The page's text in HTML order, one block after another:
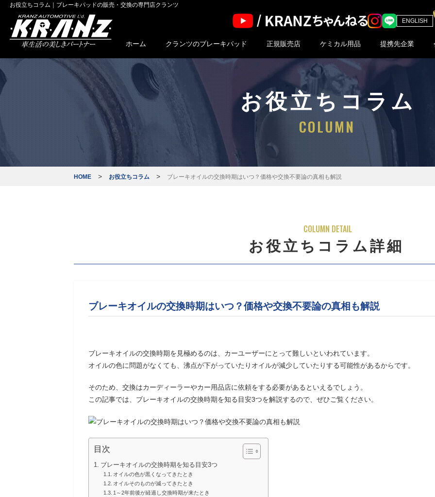
お役立ちコラム｜ブレーキパッドの販売・交換の専門店クランツ
ENGLISH
ホーム クランツのブレーキパッド
ブレーキパッドの特長
車種適合表
ブレーキパッド一覧
正規販売店 ケミカル用品 提携先企業
お役立ちコラム
COLUMN
HOME > お役立ちコラム > ブレーキオイルの交換時期はいつ？価格や交換不要論の真相も解説
COLUMN DETAIL
お役立ちコラム詳細
ブレーキオイルの交換時期はいつ？価格や交換不要論の真相も解説
ブレーキオイルの交換時期を見極めるのは、カーユーザーにとって難しいといわれています。
オイルの色に問題がなくても、沸点が下がっていたりオイルが減少していたりする可能性があるからです。
そのため、交換はカーディーラーやカー用品店に依頼をする必要があるといえるでしょう。
この記事では、ブレーキオイルの交換時期を知る目安3つを解説するので、ぜひご覧ください。
目次
ブレーキオイルの交換時期を知る目安3つ
オイルの色が黒くなってきたとき
オイルそのものが減ってきたとき
1～2年前後が経過し交換時期が来たとき